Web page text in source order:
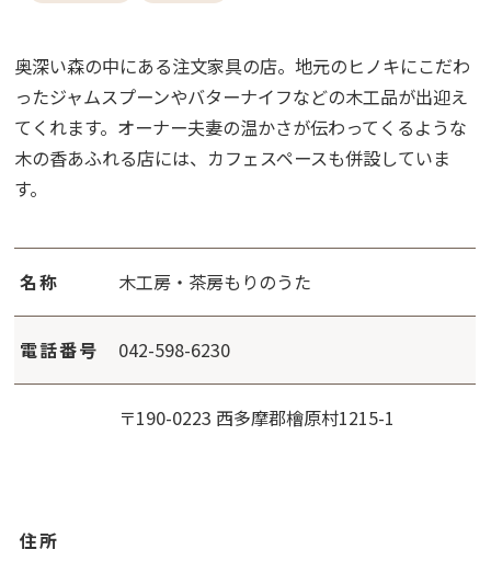
奥深い森の中にある注文家具の店。地元のヒノキにこだわ
ったジャムスプーンやバターナイフなどの木工品が出迎え
てくれます。オーナー夫妻の温かさが伝わってくるような
木の香あふれる店には、カフェスペースも併設していま
す。
名称 木工房・茶房もりのうた
電話番号 042-598-6230
住所
〒190-0223 西多摩郡檜原村1215-1